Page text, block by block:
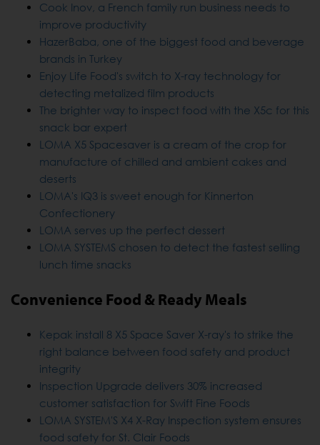
Cook Inov, a French family run business needs to
improve productivity
HazerBaba, one of the biggest food and beverage
brands in Turkey
Enjoy Life Food's switch to X-ray technology for
detecting metalized film products
The brighter way to inspect food with the X5c for this
snack bar expert
LOMA X5 Spacesaver is a cream of the crop for
manufacture of chilled and ambient cakes and
deserts
LOMA's IQ3 is sweet enough for Kinnerton
Confectionery
LOMA serves up the perfect dessert
LOMA SYSTEMS chosen to detect the fastest selling
lunch time snacks
Convenience Food & Ready Meals
Kepak install 8 X5 Space Saver X-ray's to strike the
right balance between food safety and product
integrity
Inspection Upgrade delivers 30% increased
customer satisfaction for Swift Fine Foods
LOMA SYSTEM'S X4 X-Ray Inspection system ensures
food safety for St. Clair Foods